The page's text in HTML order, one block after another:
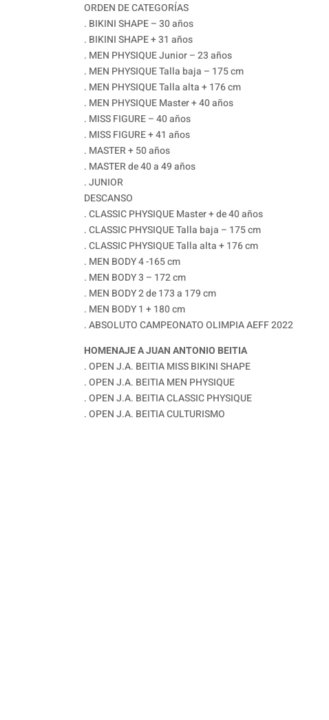
ORDEN DE CATEGORÍAS
. BIKINI SHAPE – 30 años
. BIKINI SHAPE + 31 años
. MEN PHYSIQUE Junior – 23 años
. MEN PHYSIQUE Talla baja – 175 cm
. MEN PHYSIQUE Talla alta + 176 cm
. MEN PHYSIQUE Master + 40 años
. MISS FIGURE – 40 años
. MISS FIGURE + 41 años
. MASTER + 50 años
. MASTER de 40 a 49 años
. JUNIOR
DESCANSO
. CLASSIC PHYSIQUE Master + de 40 años
. CLASSIC PHYSIQUE Talla baja – 175 cm
. CLASSIC PHYSIQUE Talla alta + 176 cm
. MEN BODY 4 -165 cm
. MEN BODY 3 – 172 cm
. MEN BODY 2 de 173 a 179 cm
. MEN BODY 1 + 180 cm
. ABSOLUTO CAMPEONATO OLIMPIA AEFF 2022
HOMENAJE A JUAN ANTONIO BEITIA
. OPEN J.A. BEITIA MISS BIKINI SHAPE
. OPEN J.A. BEITIA MEN PHYSIQUE
. OPEN J.A. BEITIA CLASSIC PHYSIQUE
. OPEN J.A. BEITIA CULTURISMO